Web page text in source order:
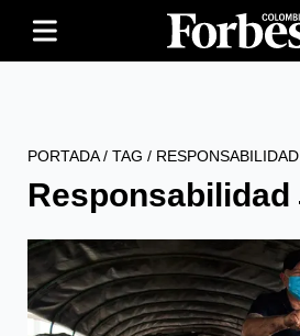
PORTADA/ TAG / RESPONSABILIDAD
Responsabilidad